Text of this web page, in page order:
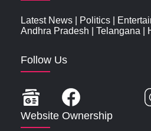
Latest News Politics
Andhra Pradesh
Telangana
Follow Us
Website Ownership